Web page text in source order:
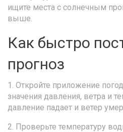
ищите места с солнечным
выше.
Как быстро
прогноз
1. Откройте приложение
значения давления, ветра и
давление падает и ветер
2. Проверьте температуру